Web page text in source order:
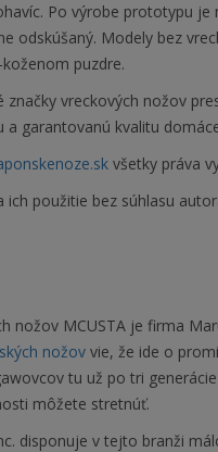
Po výrobe prototypu
odskúšaný. Modely bez
puzdre.
vreckových nožov
garantovanú kvalitu
všetky práva
použitie bez súhlasu
nožov MCUSTA je firma
nožovvie, že ide o
tu už po tri
môžete stretnúť.
disponuje v tejto branži